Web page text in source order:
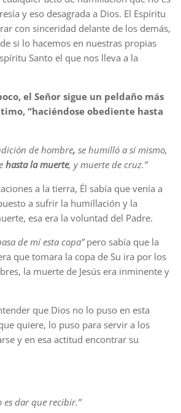
y eso desagrada a Dios. El Espíritu
con sinceridad delante de los demás,
si lo hacemos en nuestras propias
Santo el que nos lleva a la
el Señor sigue un peldaño más
“haciéndose obediente hasta
de hombre, se humilló a sí mismo,
hasta la muerte, y muerte de cruz.”
a la tierra, Él sabía que venía a
a sufrir la humillación y la
esa era la voluntad del Padre.
de mí esta copa”pero sabía que la
que tomara la copa de Su ira por los
la muerte de Jesús era inminente y
que Dios no lo puso en esta
quiere, lo puso para servir a los
y en esa actitud encontrar su
es dar que recibir.”